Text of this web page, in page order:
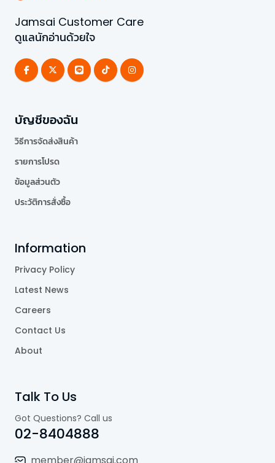
Jamsai Customer Care
ดูแลนักอ่านด้วยใจ
บัญชีของฉัน
วิธีการจัดส่งสินค้า
รายการโปรด
ข้อมูลส่วนตัว
ประวัติการสั่งซื้อ
Information
Privacy Policy
Latest News
Careers
Contact Us
About
Talk To Us
Got Questions? Call us
02-8404888